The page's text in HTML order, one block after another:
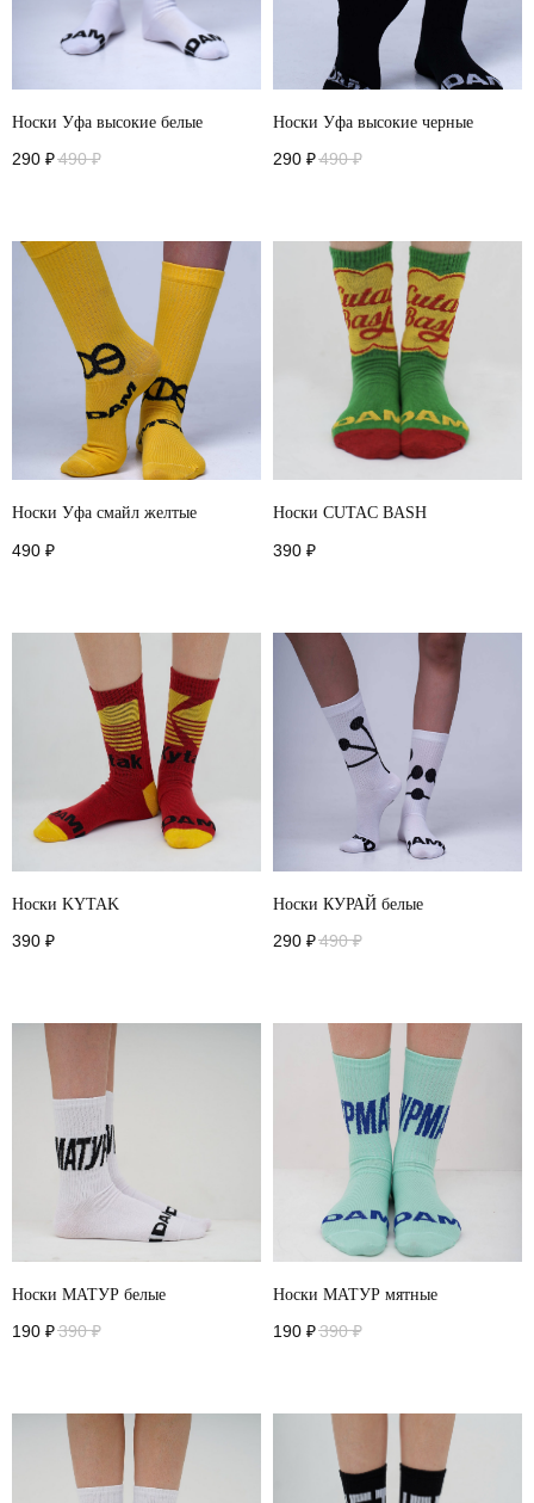
Носки Уфа высокие белые
290 ₽490 ₽
Носки Уфа высокие черные
290 ₽490 ₽
Носки Уфа смайл желтые
490 ₽
Носки CUTAC BASH
390 ₽
Носки KYTAK
390 ₽
Носки КУРАЙ белые
290 ₽490 ₽
Носки МАТУР белые
190 ₽390 ₽
Носки МАТУР мятные
190 ₽390 ₽